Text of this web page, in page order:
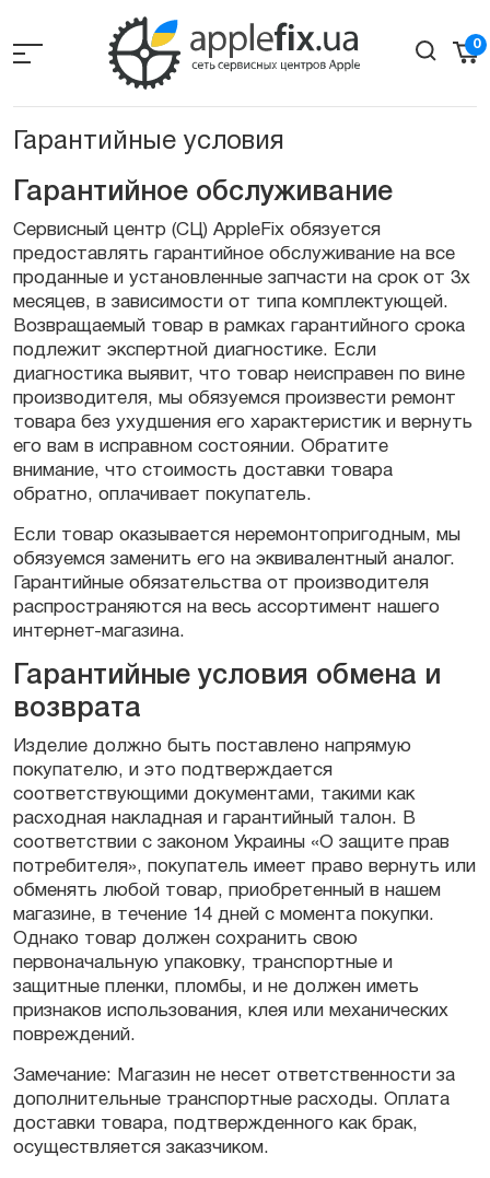
the
0
Гарантийные условия
Гарантийное обслуживание
Сервисный центр (СЦ) AppleFix обязуется
предоставлять гарантийное обслуживание на все
проданные и установленные запчасти на срок от 3х
месяцев, в зависимости от типа комплектующей.
Возвращаемый товар в рамках гарантийного срока
подлежит экспертной диагностике. Если
диагностика выявит, что товар неисправен по вине
производителя, мы обязуемся произвести ремонт
товара без ухудшения его характеристик и вернуть
его вам в исправном состоянии. Обратите
внимание, что стоимость доставки товара
обратно, оплачивает покупатель.
Если товар оказывается неремонтопригодным, мы
обязуемся заменить его на эквивалентный аналог.
Гарантийные обязательства от производителя
распространяются на весь ассортимент нашего
интернет-магазина.
Гарантийные условия обмена и
возврата
Изделие должно быть поставлено напрямую
покупателю, и это подтверждается
соответствующими документами, такими как
расходная накладная и гарантийный талон. В
соответствии с законом Украины «О защите прав
потребителя», покупатель имеет право вернуть или
обменять любой товар, приобретенный в нашем
магазине, в течение 14 дней с момента покупки.
Однако товар должен сохранить свою
первоначальную упаковку, транспортные и
защитные пленки, пломбы, и не должен иметь
признаков использования, клея или механических
повреждений.
Замечание: Магазин не несет ответственности за
дополнительные транспортные расходы. Оплата
доставки товара, подтвержденного как брак,
осуществляется заказчиком.